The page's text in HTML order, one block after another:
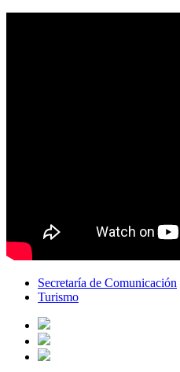
Secretaría de Comunicación
Turismo